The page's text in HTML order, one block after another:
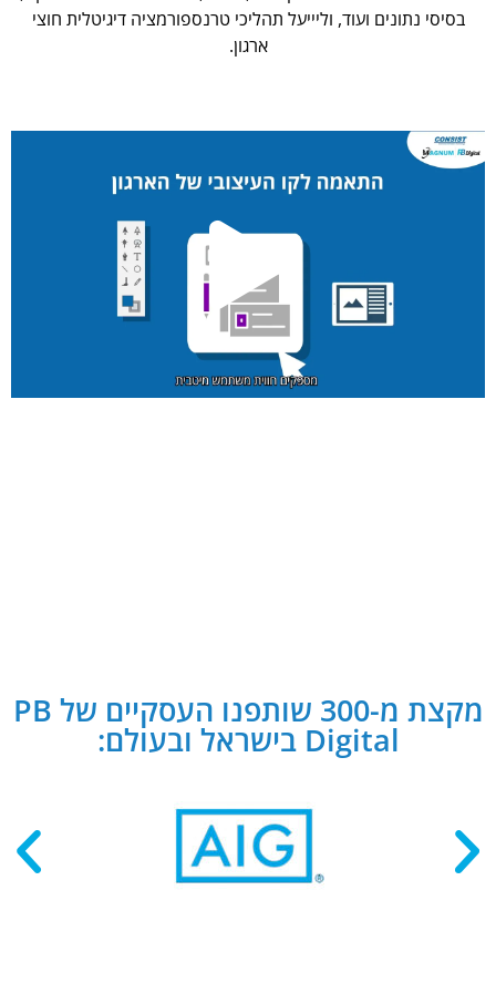
בסיסי נתונים ועוד, וליייעל תהליכי טרנספורמציה דיגיטלית חוצי
ארגון.
מקצת מ-300 שותפנו העסקיים של PB
Digital בישראל ובעולם: